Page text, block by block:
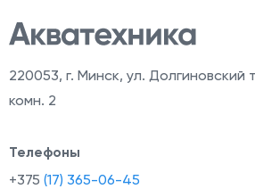
220053, г. Минск, ул. Долгиновский
комн. 2
Телефоны
+375 (17) 365-06-45